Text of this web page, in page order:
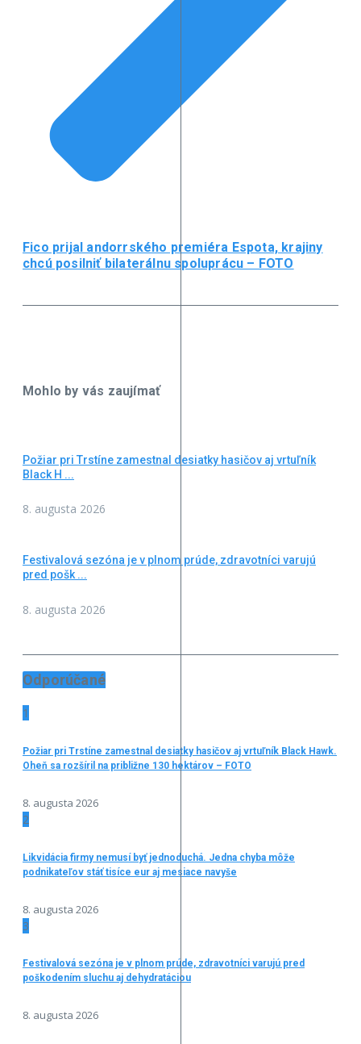
Fico prijal andorrského premiéra Espota, krajiny
chcú posilniť bilaterálnu spoluprácu – FOTO
Mohlo by vás zaujímať
Požiar pri Trstíne zamestnal desiatky hasičov aj vrtuľník
Black H ...
8. augusta 2026
Festivalová sezóna je v plnom prúde, zdravotníci varujú
pred pošk ...
8. augusta 2026
Odporúčané
1
Požiar pri Trstíne zamestnal desiatky hasičov aj vrtuľník Black Hawk.
Oheň sa rozšíril na približne 130 hektárov – FOTO
8. augusta 2026
2
Likvidácia firmy nemusí byť jednoduchá. Jedna chyba môže
podnikateľov stáť tisíce eur aj mesiace navyše
8. augusta 2026
3
Festivalová sezóna je v plnom prúde, zdravotníci varujú pred
poškodením sluchu aj dehydratáciou
8. augusta 2026